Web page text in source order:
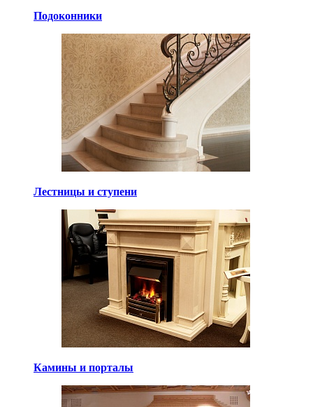
Подоконники
Лестницы и ступени
Камины и порталы